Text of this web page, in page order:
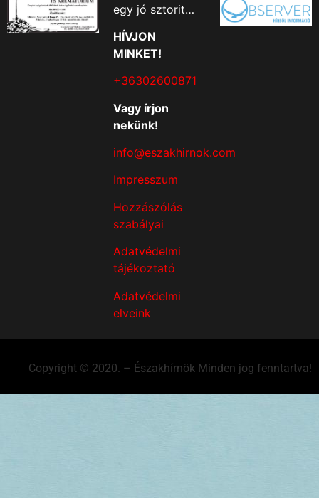
egy jó sztorit…
HÍVJON
MINKET!
+36302600871
Vagy írjon
nekünk!
info@eszakhirnok.com
Impresszum
Hozzászólás
szabályai
Adatvédelmi
tájékoztató
Adatvédelmi
elveink
Copyright © 2020. – Északhírnök Minden jog fenntartva!